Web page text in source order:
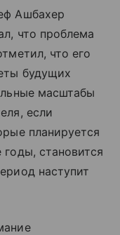
Ашбахер
что проблема
что его
будущих
масштабы
если
планируется
становится
наступит